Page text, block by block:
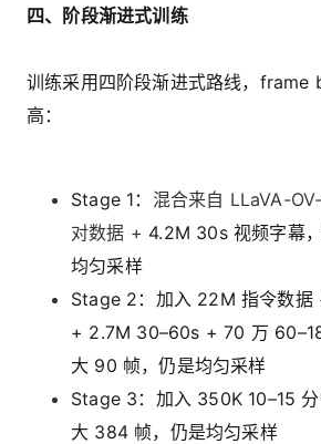
四、阶段渐进式训练
训练采用四阶段渐进式路线，frame
高：
Stage 1： 混合来自 LLaVA-
对数据 + 4.2M 30s 视频字幕
均匀采样
Stage 2：加入 22M 指令数
+ 2.7M 30–60s + 70 万
大 90 帧，仍是均匀采样
Stage 3：加入 350K 10–15
大 384 帧，仍是均匀采样